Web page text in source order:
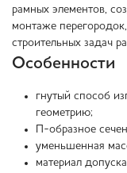
рамных элементов,
монтаже
строительных задач
Особенности
гнутый способ
геометрию;
П-образное
уменьшенная
материал